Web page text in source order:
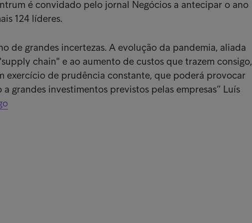
é convidado pelo jornal Negócios a antecipar o ano
124 líderes.
de grandes incertezas. A evolução da pandemia, aliada
chain" e ao aumento de custos que trazem consigo,
exercício de prudência constante, que poderá provocar
grandes investimentos previstos pelas empresas” Luís